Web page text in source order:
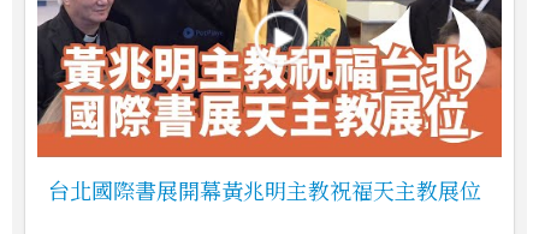
台北國際書展開幕黃兆明主教祝福天主教展位